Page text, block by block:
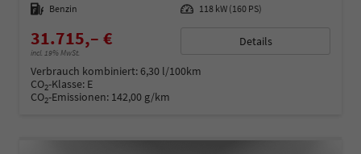
Kraftstoff Benzin Leistung 118 kW (160 PS)
31.715,– €
incl. 19% MwSt.
Details
Verbrauch kombiniert:6,30 l/100km
CO2-Klasse: E
CO2-Emissionen: 142,00 g/km